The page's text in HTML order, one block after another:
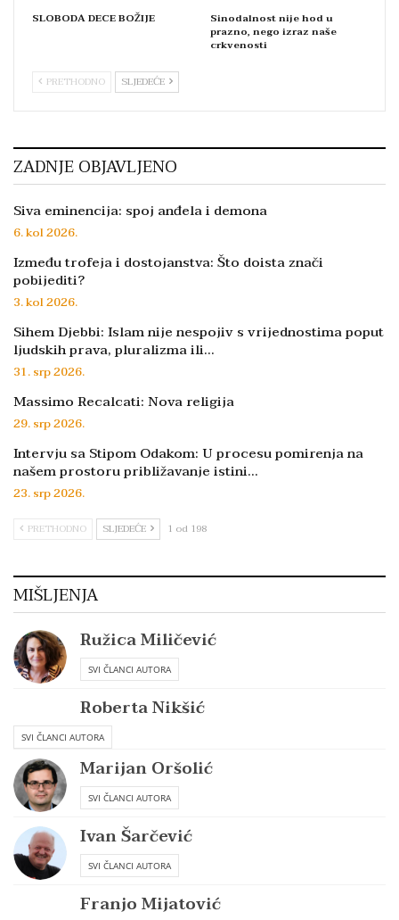
SLOBODA DECE BOŽIJE Sinodalnost nije hod u
prazno, nego izraz naše
crkvenosti
PRETHODNO SLJEDEĆE
ZADNJE OBJAVLJENO
Siva eminencija: spoj anđela i demona
6. kol 2026.
Između trofeja i dostojanstva: Što doista znači
pobijediti?
3. kol 2026.
Sihem Djebbi: Islam nije nespojiv s vrijednostima poput
ljudskih prava, pluralizma ili…
31. srp 2026.
Massimo Recalcati: Nova religija
29. srp 2026.
Intervju sa Stipom Odakom: U procesu pomirenja na
našem prostoru približavanje istini…
23. srp 2026.
PRETHODNO SLJEDEĆE 1 od 198
MIŠLJENJA
Ružica Miličević
SVI ČLANCI AUTORA
Roberta Nikšić
SVI ČLANCI AUTORA
Marijan Oršolić
SVI ČLANCI AUTORA
Ivan Šarčević
SVI ČLANCI AUTORA
Franjo Mijatović